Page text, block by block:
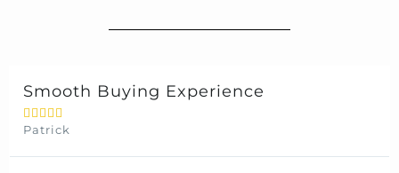
Smooth Buying Experience
    
Patrick